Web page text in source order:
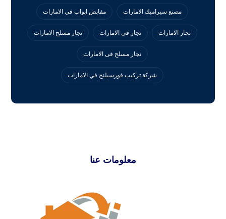
مصنع سيراميك الامارات مقابض ابواب في الامارات
نجار الامارات نجار في الامارات نجار مسلح الامارات
نجار مسلح فى الامارات
‏شركة تركيب فورسيلنج في الامارات
معلومات عنا